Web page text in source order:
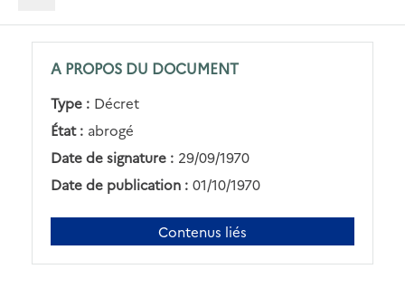
A PROPOS DU DOCUMENT
Type : Décret
État : abrogé
Date de signature : 29/09/1970
Date de publication : 01/10/1970
Contenus liés